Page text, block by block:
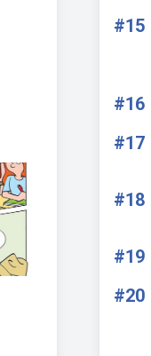
#15
#16
#17
#18
#19
#20